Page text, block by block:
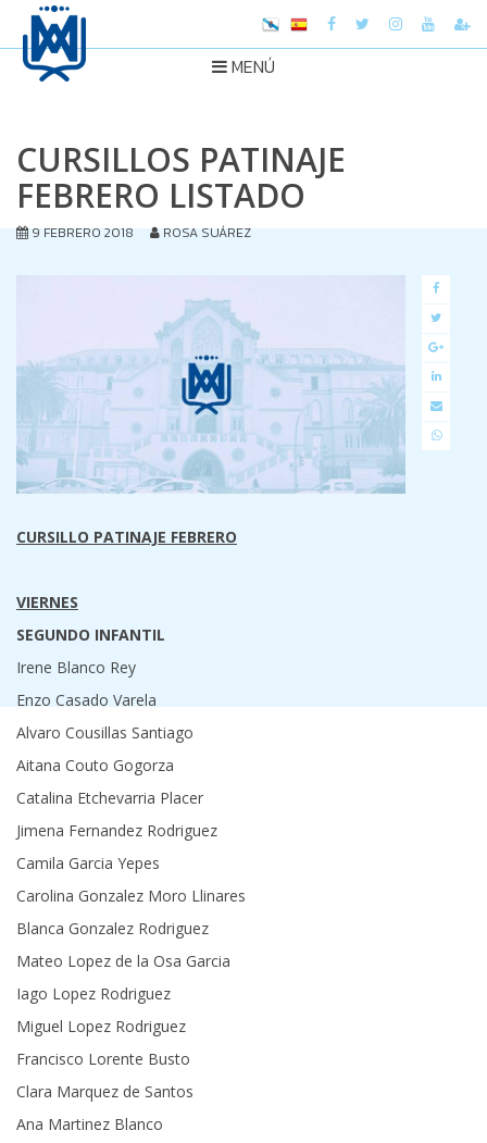
MENÚ
CURSILLOS PATINAJE
FEBRERO LISTADO
9 FEBRERO 2018 ROSA SUÁREZ
CURSILLO PATINAJE FEBRERO
VIERNES
SEGUNDO INFANTIL
Irene Blanco Rey
Enzo Casado Varela
Alvaro Cousillas Santiago
Aitana Couto Gogorza
Catalina Etchevarria Placer
Jimena Fernandez Rodriguez
Camila Garcia Yepes
Carolina Gonzalez Moro Llinares
Blanca Gonzalez Rodriguez
Mateo Lopez de la Osa Garcia
Iago Lopez Rodriguez
Miguel Lopez Rodriguez
Francisco Lorente Busto
Clara Marquez de Santos
Ana Martinez Blanco